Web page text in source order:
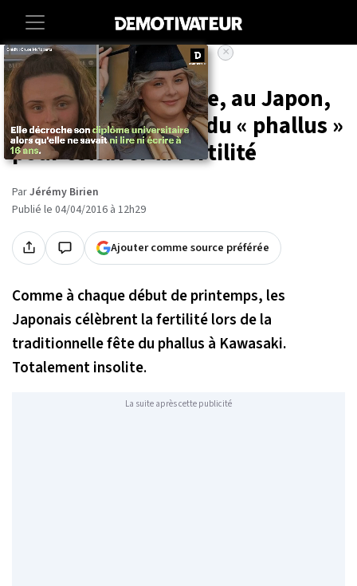
Accueil Culture
La semaine dernière, au Japon,
il y a eu un festival du « phallus »
pour célébrer la fertilité
ParJérémy Birien
Publié le 04/04/2016 à 12h29
Ajouter comme source préférée
Comme à chaque début de printemps, les
Japonais célèbrent la fertilité lors de la
traditionnelle fête du phallus à Kawasaki.
Totalement insolite.
La suite après cette publicité
×